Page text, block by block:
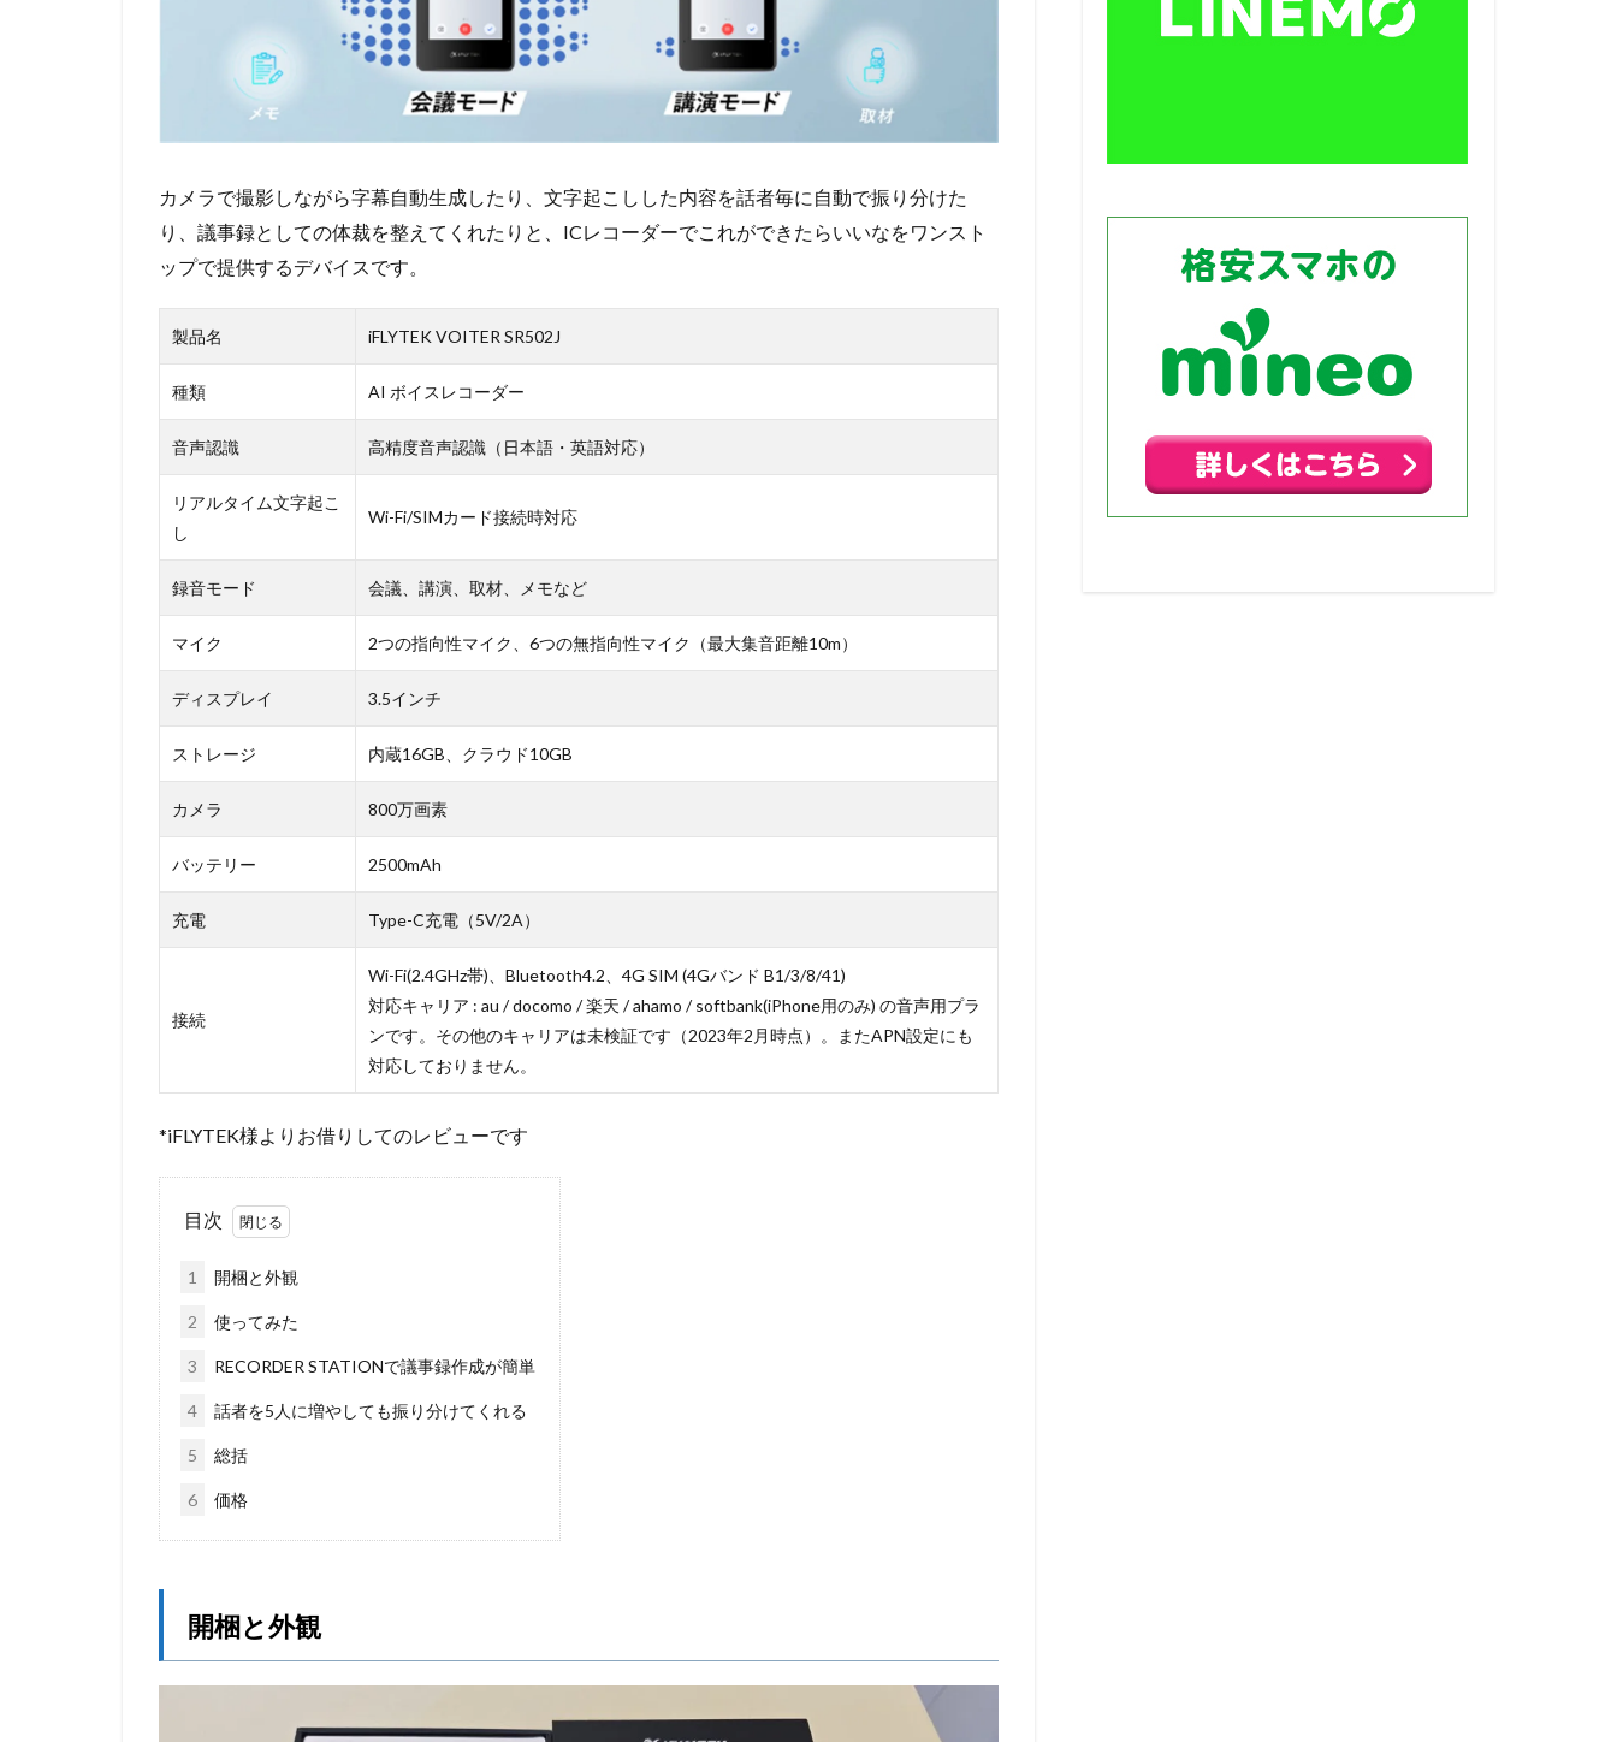
カメラで撮影しながら字幕自動生成したり、文字起こしした内容を話者毎に自動で振り分けた
り、議事録としての体裁を整えてくれたりと、ICレコーダーでこれができたらいいなをワンスト
ップで提供するデバイスです。
製品名 iFLYTEK VOITER SR502J
種類 AI ボイスレコーダー
音声認識 高精度音声認識（日本語・英語対応）
リアルタイム文字起こ
し
Wi-Fi/SIMカード接続時対応
録音モード 会議、講演、取材、メモなど
マイク 2つの指向性マイク、6つの無指向性マイク（最大集音距離10m）
ディスプレイ 3.5インチ
ストレージ 内蔵16GB、クラウド10GB
カメラ 800万画素
バッテリー 2500mAh
充電 Type-C充電（5V/2A）
接続
Wi-Fi(2.4GHz帯)、Bluetooth4.2、4G SIM (4Gバンド B1/3/8/41)
対応キャリア : au / docomo / 楽天 / ahamo / softbank(iPhone用のみ) の音声用プラ
ンです。その他のキャリアは未検証です（2023年2月時点）。またAPN設定にも
対応しておりません。
*iFLYTEK様よりお借りしてのレビューです
目次
1 開梱と外観
2 使ってみた
3 RECORDER STATIONで議事録作成が簡単
4 話者を5人に増やしても振り分けてくれる
5 総括
6 価格
開梱と外観